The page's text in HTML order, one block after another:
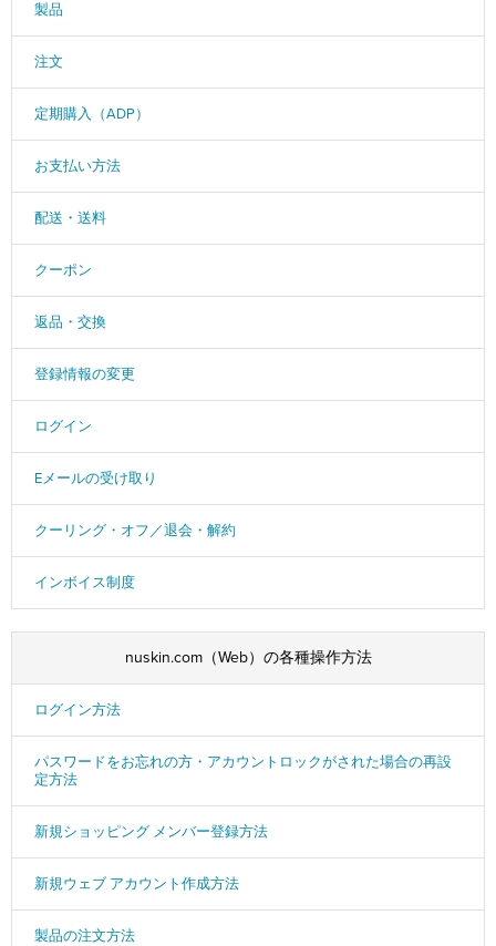
製品
注文
定期購入（ADP）
お支払い方法
配送・送料
クーポン
返品・交換
登録情報の変更
ログイン
Eメールの受け取り
クーリング・オフ／退会・解約
インボイス制度
nuskin.com（Web）の各種操作方法
ログイン方法
パスワードをお忘れの方・アカウントロックがされた場合の再設
定方法
新規ショッピング メンバー登録方法
新規ウェブ アカウント作成方法
製品の注文方法